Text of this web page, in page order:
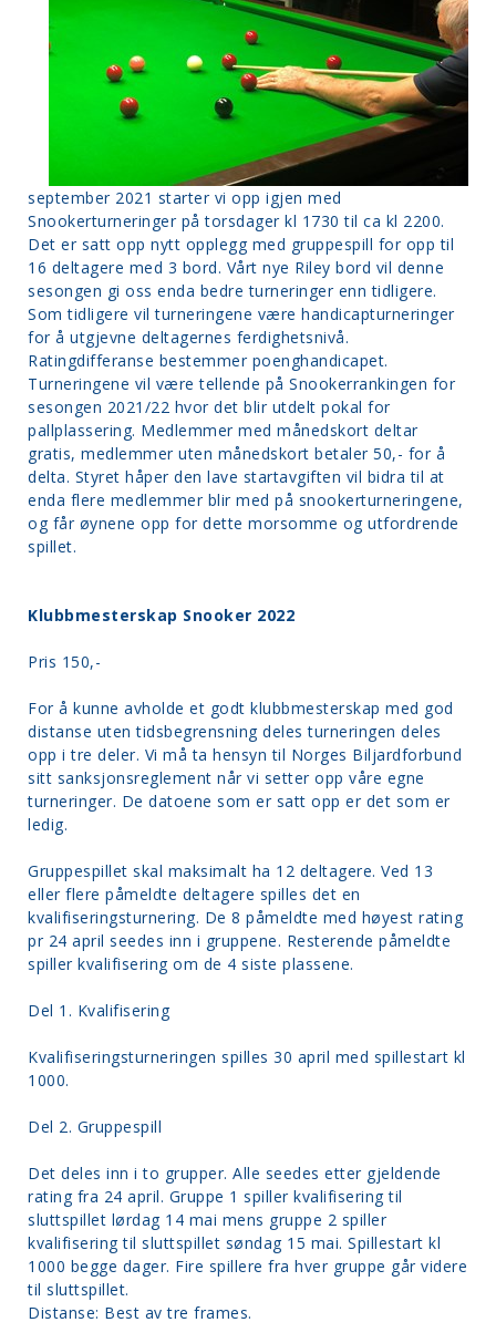
september 2021 starter vi opp igjen med
Snookerturneringer på torsdager kl 1730 til ca kl 2200.
Det er satt opp nytt opplegg med gruppespill for opp til
16 deltagere med 3 bord. Vårt nye Riley bord vil denne
sesongen gi oss enda bedre turneringer enn tidligere.
Som tidligere vil turneringene være handicapturneringer
for å utgjevne deltagernes ferdighetsnivå.
Ratingdifferanse bestemmer poenghandicapet.
Turneringene vil være tellende på Snookerrankingen for
sesongen 2021/22 hvor det blir utdelt pokal for
pallplassering. Medlemmer med månedskort deltar
gratis, medlemmer uten månedskort betaler 50,- for å
delta. Styret håper den lave startavgiften vil bidra til at
enda flere medlemmer blir med på snookerturneringene,
og får øynene opp for dette morsomme og utfordrende
spillet.
Klubbmesterskap Snooker 2022
Pris 150,-
For å kunne avholde et godt klubbmesterskap med god
distanse uten tidsbegrensning deles turneringen deles
opp i tre deler. Vi må ta hensyn til Norges Biljardforbund
sitt sanksjonsreglement når vi setter opp våre egne
turneringer. De datoene som er satt opp er det som er
ledig.
Gruppespillet skal maksimalt ha 12 deltagere. Ved 13
eller flere påmeldte deltagere spilles det en
kvalifiseringsturnering. De 8 påmeldte med høyest rating
pr 24 april seedes inn i gruppene. Resterende påmeldte
spiller kvalifisering om de 4 siste plassene.
Del 1. Kvalifisering
Kvalifiseringsturneringen spilles 30 april med spillestart kl
1000.
Del 2. Gruppespill
Det deles inn i to grupper. Alle seedes etter gjeldende
rating fra 24 april. Gruppe 1 spiller kvalifisering til
sluttspillet lørdag 14 mai mens gruppe 2 spiller
kvalifisering til sluttspillet søndag 15 mai. Spillestart kl
1000 begge dager. Fire spillere fra hver gruppe går videre
til sluttspillet.
Distanse: Best av tre frames.